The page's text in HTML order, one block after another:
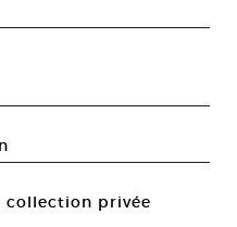
collection privée